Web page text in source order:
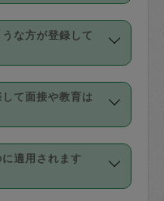
通費も、依頼料
支払いとなりま
３回以上のキャ
隔週定期の場合
が有償（1200
更することが可
別にタスカジさ
整してくださ
えての調整はで
買い物、料理、
さんによってで
ますので、依頼
プロフィールで
や危険作業、屋
。
な方が登録して
験をお持ちの
った資格者で保
トランで料理関
いた方、日本で
英語の先生とし
リピン出身の
て面接や教育は
との面接と説明
、身分証明書の
ています。外国
適用されます